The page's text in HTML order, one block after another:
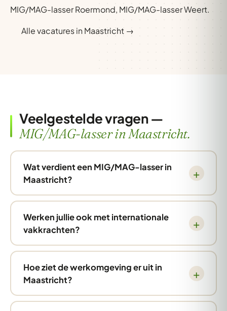
MIG/MAG-lasser Roermond, MIG/MAG-lasser Weert.
Alle vacatures in Maastricht →
Veelgestelde vragen —
MIG/MAG-lasser in Maastricht.
Wat verdient een MIG/MAG-lasser in
Maastricht?
Werken jullie ook met internationale
vakkrachten?
Hoe ziet de werkomgeving er uit in
Maastricht?